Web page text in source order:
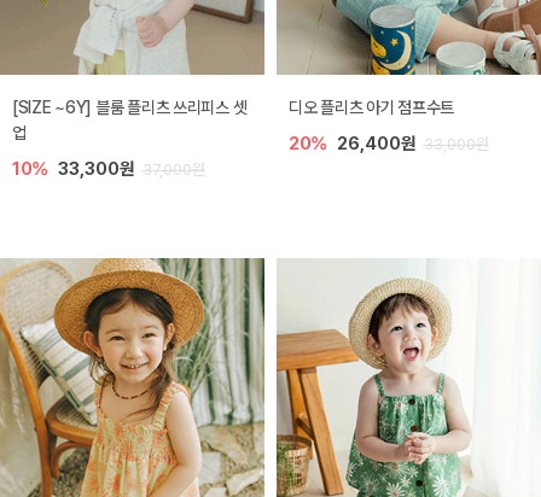
[SIZE ~6Y] 블룸 플리츠 쓰리피스 셋
업
10% 33,300원 37,000원
디오 플리츠 아기 점프수트
20% 26,400원 33,000원